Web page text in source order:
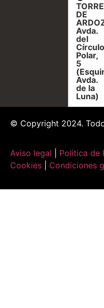
DE
Avda.
del
Círculo
Polar,
5
Avda.
de la
Luna)
© Copyright 2024.
Aviso legal Política de
Cookies
Condiciones